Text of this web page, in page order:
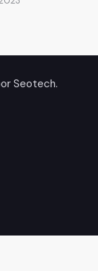
Seotech.